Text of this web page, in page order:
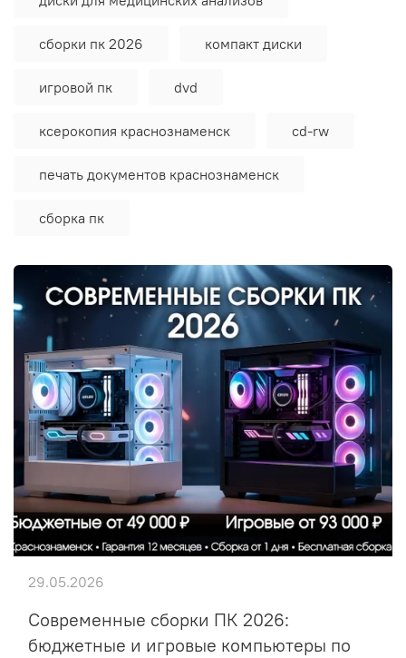
сборки пк 2026 компакт диски
игровой пк dvd
ксерокопия краснознаменск сd-rw
печать документов краснознаменск
сборка пк
Современные сборки ПК 2026:
бюджетные и игровые компьютеры по
29.05.2026